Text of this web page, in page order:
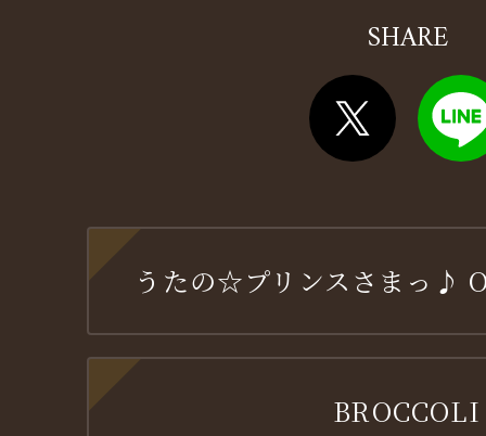
SHARE
うたの☆プリンスさまっ♪
BROCCOLI